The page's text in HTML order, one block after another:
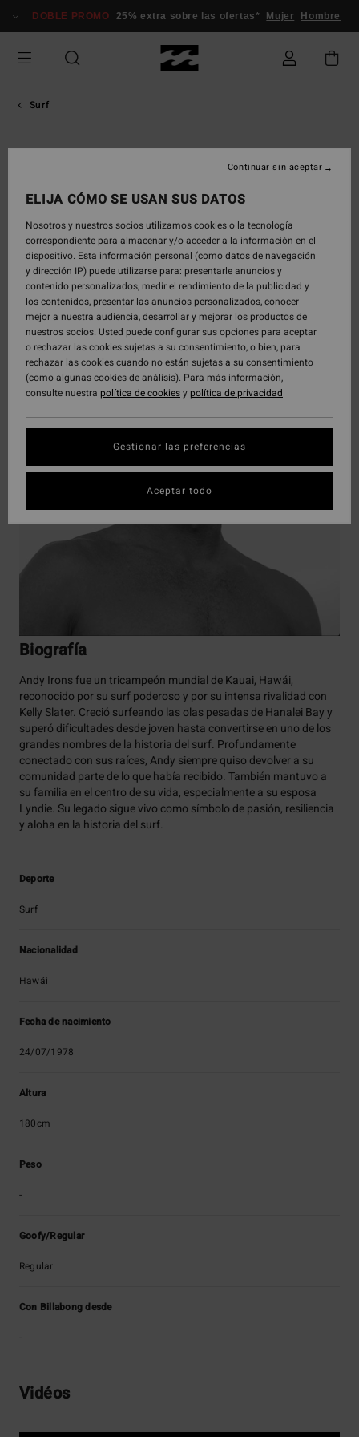
DOBLE PROMO 25% extra sobre las ofertas* Mujer Hombre
Surf
Irons
Surfista hawaiano tres veces campeón del mundo, conocido por
su estilo potente, su espíritu competitivo y su legado duradero en
la historia del surf.

Biografía
Andy Irons fue un tricampeón mundial de Kauai, Hawái,
reconocido por su surf poderoso y por su intensa rivalidad con
Kelly Slater. Creció surfeando las olas pesadas de Hanalei Bay y
superó dificultades desde joven hasta convertirse en uno de los
grandes nombres de la historia del surf. Profundamente
conectado con sus raíces, Andy siempre quiso devolver a su
comunidad parte de lo que había recibido. También mantuvo a
su familia en el centro de su vida, especialmente a su esposa
Lyndie. Su legado sigue vivo como símbolo de pasión, resiliencia
y aloha en la historia del surf.
Deporte
Surf
Nacionalidad
Hawái
Fecha de nacimiento
24/07/1978
Altura
180cm
Peso
-
Goofy/Regular
Regular
Con Billabong desde
-
Vidéos
ELIJA CÓMO SE USAN SUS DATOS
Nosotros y nuestros socios utilizamos cookies o la tecnología
correspondiente para almacenar y/o acceder a la información en el
dispositivo. Esta información personal (como datos de navegación
y dirección IP) puede utilizarse para: presentarle anuncios y
contenido personalizados, medir el rendimiento de la publicidad y
los contenidos, presentar las anuncios personalizados, conocer
mejor a nuestra audiencia, desarrollar y mejorar los productos de
nuestros socios. Usted puede configurar sus opciones para aceptar
o rechazar las cookies sujetas a su consentimiento, o bien, para
rechazar las cookies cuando no están sujetas a su consentimiento
(como algunas cookies de análisis). Para más información,
consulte nuestra política de cookiesypolítica de privacidad
Gestionar las preferencias
Continuar sin aceptar
Aceptar todo